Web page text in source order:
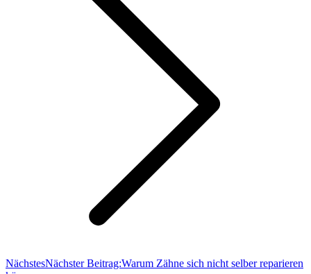
NächstesNächster Beitrag:Warum Zähne sich nicht selber reparieren